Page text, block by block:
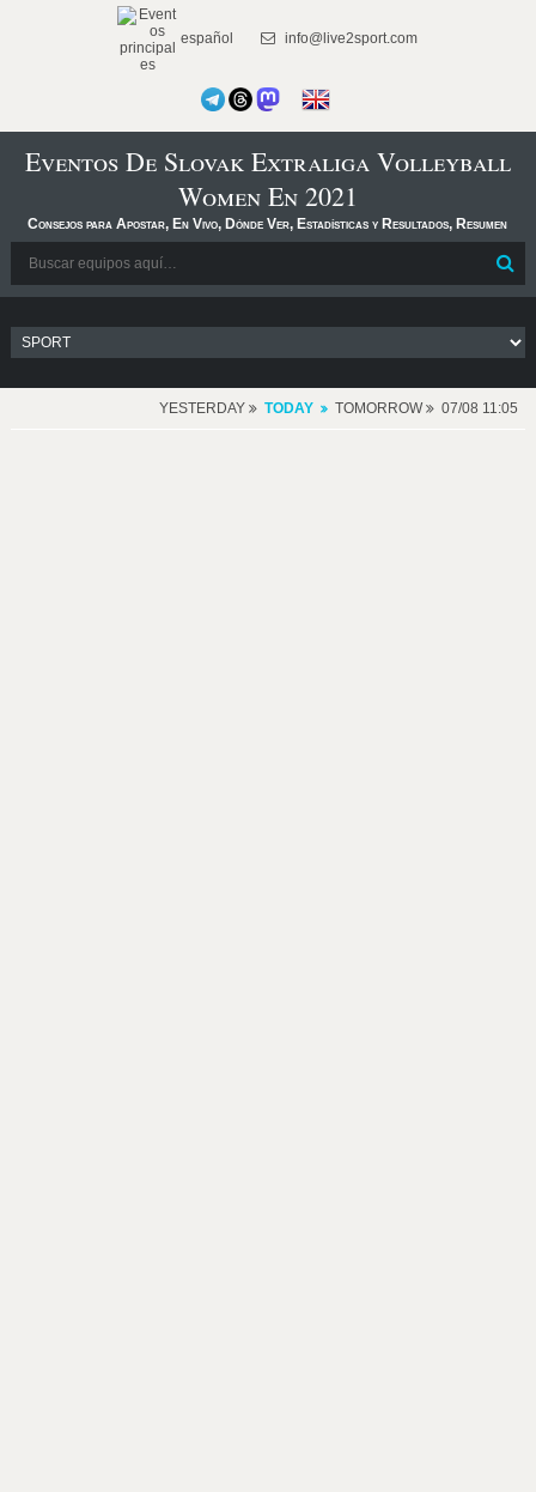
español info@live2sport.com
Eventos De Slovak Extraliga Volleyball
Women En 2021
Consejos para Apostar, En Vivo, Dónde Ver, Estadísticas y Resultados, Resumen
YESTERDAY TODAY TOMORROW 07/08 11:05